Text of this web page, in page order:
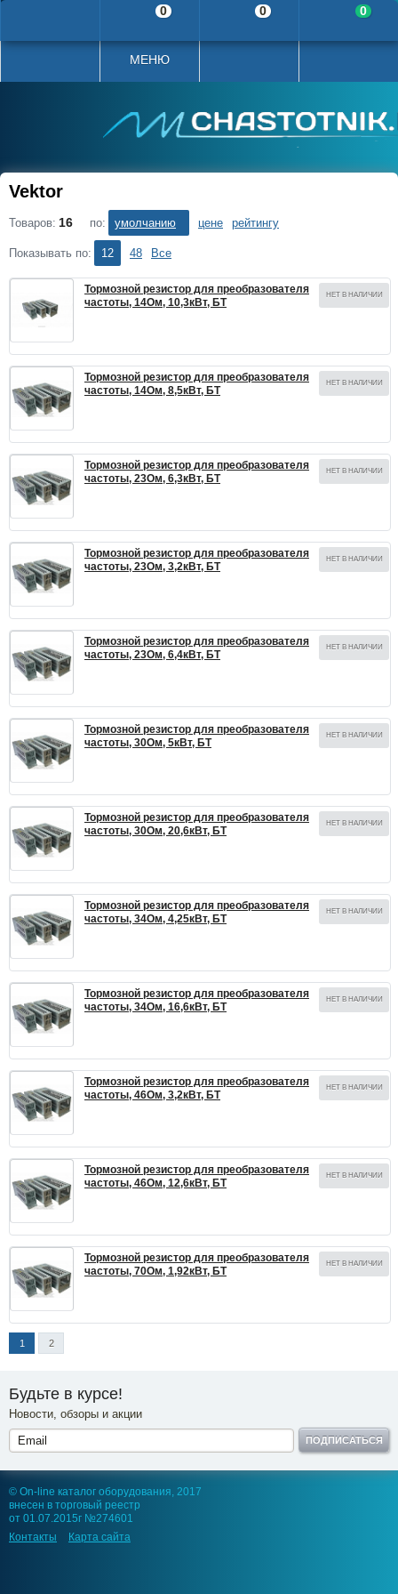
МЕНЮ
Vektor
Товаров: 16
Сортировать по: умолчанию цене рейтингу
Показывать по: 12 48 Все
Тормозной резистор для преобразователя
частоты, 14Ом, 10,3кВт, БТ
НЕТ В НАЛИЧИИ
Тормозной резистор для преобразователя
частоты, 14Ом, 8,5кВт, БТ
НЕТ В НАЛИЧИИ
Тормозной резистор для преобразователя
частоты, 23Ом, 6,3кВт, БТ
НЕТ В НАЛИЧИИ
Тормозной резистор для преобразователя
частоты, 23Ом, 3,2кВт, БТ
НЕТ В НАЛИЧИИ
Тормозной резистор для преобразователя
частоты, 23Ом, 6,4кВт, БТ
НЕТ В НАЛИЧИИ
Тормозной резистор для преобразователя
частоты, 30Ом, 5кВт, БТ
НЕТ В НАЛИЧИИ
Тормозной резистор для преобразователя
частоты, 30Ом, 20,6кВт, БТ
НЕТ В НАЛИЧИИ
Тормозной резистор для преобразователя
частоты, 34Ом, 4,25кВт, БТ
НЕТ В НАЛИЧИИ
Тормозной резистор для преобразователя
частоты, 34Ом, 16,6кВт, БТ
НЕТ В НАЛИЧИИ
Тормозной резистор для преобразователя
частоты, 46Ом, 3,2кВт, БТ
НЕТ В НАЛИЧИИ
Тормозной резистор для преобразователя
частоты, 46Ом, 12,6кВт, БТ
НЕТ В НАЛИЧИИ
Тормозной резистор для преобразователя
частоты, 70Ом, 1,92кВт, БТ
НЕТ В НАЛИЧИИ
1 2
Будьте в курсе!
Новости, обзоры и акции
ПОДПИСАТЬСЯ
© On-line каталог оборудования, 2017
внесен в торговый реестр
от 01.07.2015г №274601
Контакты
Карта сайта
0 0 0